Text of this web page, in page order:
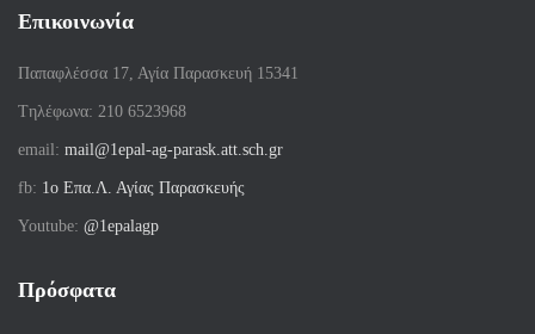
Επικοινωνία
Παπαφλέσσα 17, Αγία Παρασκευή 15341
Tηλέφωνα: 210 6523968
email: mail@1epal-ag-parask.att.sch.gr
fb: 1ο Επα.Λ. Αγίας Παρασκευής
Youtube: @1epalagp
Πρόσφατα